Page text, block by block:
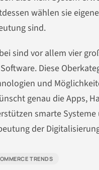
wählen sie
sind.
sind vor allem vier
Diese
und
genau die Apps,
smarte
der
TRENDS